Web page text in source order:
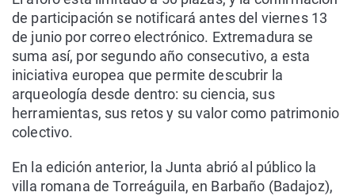
de participación se notificará antes del viernes 13
de junio por correo electrónico. Extremadura se
suma así, por segundo año consecutivo, a esta
iniciativa europea que permite descubrir la
arqueología desde dentro: su ciencia, sus
herramientas, sus retos y su valor como patrimonio
colectivo.
En la edición anterior, la Junta abrió al público la
villa romana de Torreáguila, en Barbaño (Badajoz),